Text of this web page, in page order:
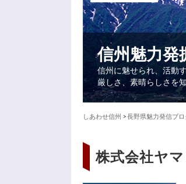
信州魅力発
信州に魅せられ、活動
厳しさ、素晴らしさを
しあわせ信州 >長野県魅力発信ブロ
株式会社ヤ